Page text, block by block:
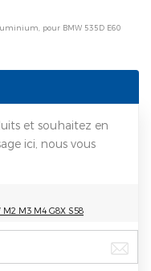
pour BMW 535D E60
et souhaitez en
ici, nous vous
M3 M4 G8X S58